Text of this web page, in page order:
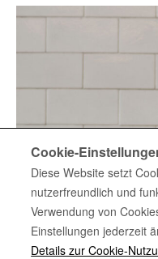
Cookie-
Diese Website setzt
nutzerfreundlich und
Verwendung von
Einstellungen jederzeit
Details zur Cookie-